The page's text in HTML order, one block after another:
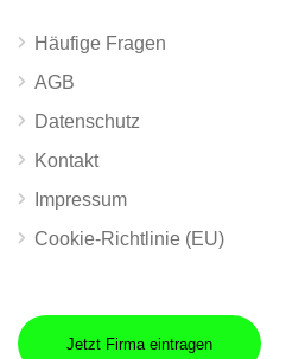
Häufige Fragen
AGB
Datenschutz
Kontakt
Impressum
Cookie-Richtlinie (EU)
Jetzt Firma eintragen